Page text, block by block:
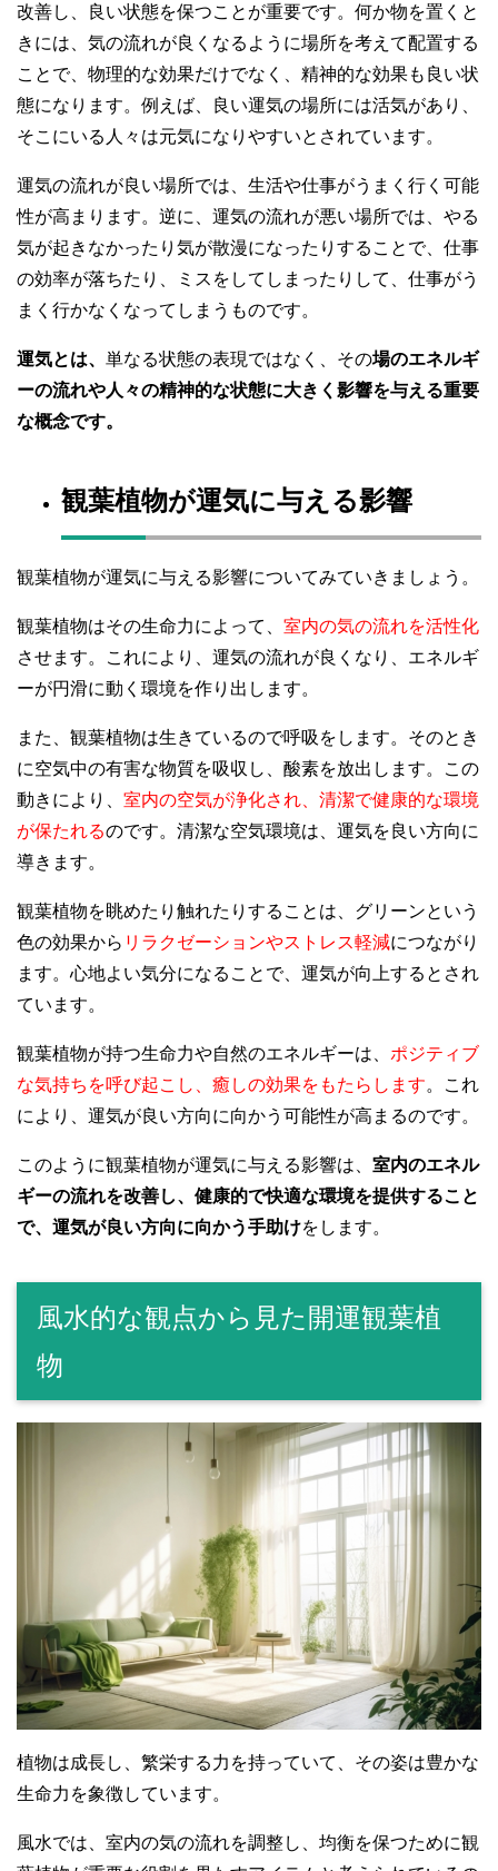
改善し、良い状態を保つことが重要です。何か物を置くと
きには、気の流れが良くなるように場所を考えて配置する
ことで、物理的な効果だけでなく、精神的な効果も良い状
態になります。例えば、良い運気の場所には活気があり、
そこにいる人々は元気になりやすいとされています。
運気の流れが良い場所では、生活や仕事がうまく行く可能
性が高まります。逆に、運気の流れが悪い場所では、やる
気が起きなかったり気が散漫になったりすることで、仕事
の効率が落ちたり、ミスをしてしまったりして、仕事がう
まく行かなくなってしまうものです。
運気とは、 単なる状態の表現ではなく、その場のエネルギ
ーの流れや人々の精神的な状態に大きく影響を与える重要
な概念です。
観葉植物が運気に与える影響
観葉植物が運気に与える影響についてみていきましょう。
観葉植物はその生命力によって、 室内の気の流れを活性化
させます。これにより、運気の流れが良くなり、エネルギ
ーが円滑に動く環境を作り出します。
また、観葉植物は生きているので呼吸をします。そのとき
に空気中の有害な物質を吸収し、酸素を放出します。この
動きにより、 室内の空気が浄化され、清潔で健康的な環境
が保たれるのです。清潔な空気環境は、運気を良い方向に
導きます。
観葉植物を眺めたり触れたりすることは、グリーンという
色の効果から リラクゼーションやストレス軽減につながり
ます。心地よい気分になることで、運気が向上するとされ
ています。
観葉植物が持つ生命力や自然のエネルギーは、 ポジティブ
な気持ちを呼び起こし、癒しの効果をもたらします。これ
により、運気が良い方向に向かう可能性が高まるのです。
このように観葉植物が運気に与える影響は、 室内のエネル
ギーの流れを改善し、健康的で快適な環境を提供すること
で、運気が良い方向に向かう手助けをします。
風水的な観点から見た開運観葉植
物
植物は成長し、繁栄する力を持っていて、その姿は豊かな
生命力を象徴しています。
風水では、室内の気の流れを調整し、均衡を保つために観